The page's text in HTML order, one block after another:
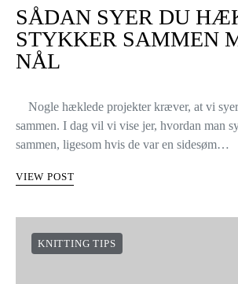
SÅDAN SYER DU
STYKKER SAMMEN
NÅL
Nogle hæklede projekter kræver, at vi
sammen. I dag vil vi vise jer, hvordan man
sammen, ligesom hvis de var en sidesøm…
VIEW POST
KNITTING TIPS